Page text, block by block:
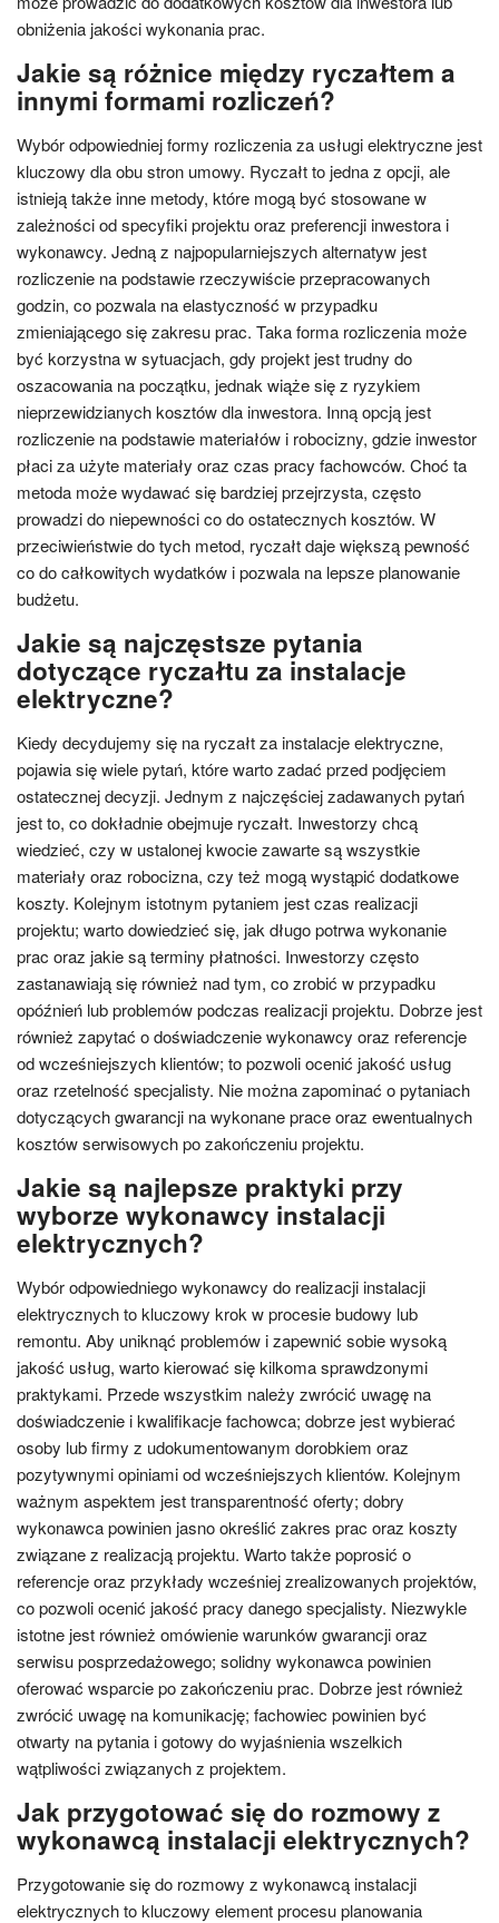
obniżenia jakości wykonania prac.
Jakie są różnice między ryczałtem a
innymi formami rozliczeń?
Wybór odpowiedniej formy rozliczenia za usługi elektryczne jest
kluczowy dla obu stron umowy. Ryczałt to jedna z opcji, ale
istnieją także inne metody, które mogą być stosowane w
zależności od specyfiki projektu oraz preferencji inwestora i
wykonawcy. Jedną z najpopularniejszych alternatyw jest
rozliczenie na podstawie rzeczywiście przepracowanych
godzin, co pozwala na elastyczność w przypadku
zmieniającego się zakresu prac. Taka forma rozliczenia może
być korzystna w sytuacjach, gdy projekt jest trudny do
oszacowania na początku, jednak wiąże się z ryzykiem
nieprzewidzianych kosztów dla inwestora. Inną opcją jest
rozliczenie na podstawie materiałów i robocizny, gdzie inwestor
płaci za użyte materiały oraz czas pracy fachowców. Choć ta
metoda może wydawać się bardziej przejrzysta, często
prowadzi do niepewności co do ostatecznych kosztów. W
przeciwieństwie do tych metod, ryczałt daje większą pewność
co do całkowitych wydatków i pozwala na lepsze planowanie
budżetu.
Jakie są najczęstsze pytania
dotyczące ryczałtu za instalacje
elektryczne?
Kiedy decydujemy się na ryczałt za instalacje elektryczne,
pojawia się wiele pytań, które warto zadać przed podjęciem
ostatecznej decyzji. Jednym z najczęściej zadawanych pytań
jest to, co dokładnie obejmuje ryczałt. Inwestorzy chcą
wiedzieć, czy w ustalonej kwocie zawarte są wszystkie
materiały oraz robocizna, czy też mogą wystąpić dodatkowe
koszty. Kolejnym istotnym pytaniem jest czas realizacji
projektu; warto dowiedzieć się, jak długo potrwa wykonanie
prac oraz jakie są terminy płatności. Inwestorzy często
zastanawiają się również nad tym, co zrobić w przypadku
opóźnień lub problemów podczas realizacji projektu. Dobrze jest
również zapytać o doświadczenie wykonawcy oraz referencje
od wcześniejszych klientów; to pozwoli ocenić jakość usług
oraz rzetelność specjalisty. Nie można zapominać o pytaniach
dotyczących gwarancji na wykonane prace oraz ewentualnych
kosztów serwisowych po zakończeniu projektu.
Jakie są najlepsze praktyki przy
wyborze wykonawcy instalacji
elektrycznych?
Wybór odpowiedniego wykonawcy do realizacji instalacji
elektrycznych to kluczowy krok w procesie budowy lub
remontu. Aby uniknąć problemów i zapewnić sobie wysoką
jakość usług, warto kierować się kilkoma sprawdzonymi
praktykami. Przede wszystkim należy zwrócić uwagę na
doświadczenie i kwalifikacje fachowca; dobrze jest wybierać
osoby lub firmy z udokumentowanym dorobkiem oraz
pozytywnymi opiniami od wcześniejszych klientów. Kolejnym
ważnym aspektem jest transparentność oferty; dobry
wykonawca powinien jasno określić zakres prac oraz koszty
związane z realizacją projektu. Warto także poprosić o
referencje oraz przykłady wcześniej zrealizowanych projektów,
co pozwoli ocenić jakość pracy danego specjalisty. Niezwykle
istotne jest również omówienie warunków gwarancji oraz
serwisu posprzedażowego; solidny wykonawca powinien
oferować wsparcie po zakończeniu prac. Dobrze jest również
zwrócić uwagę na komunikację; fachowiec powinien być
otwarty na pytania i gotowy do wyjaśnienia wszelkich
wątpliwości związanych z projektem.
Jak przygotować się do rozmowy z
wykonawcą instalacji elektrycznych?
Przygotowanie się do rozmowy z wykonawcą instalacji
elektrycznych to kluczowy element procesu planowania